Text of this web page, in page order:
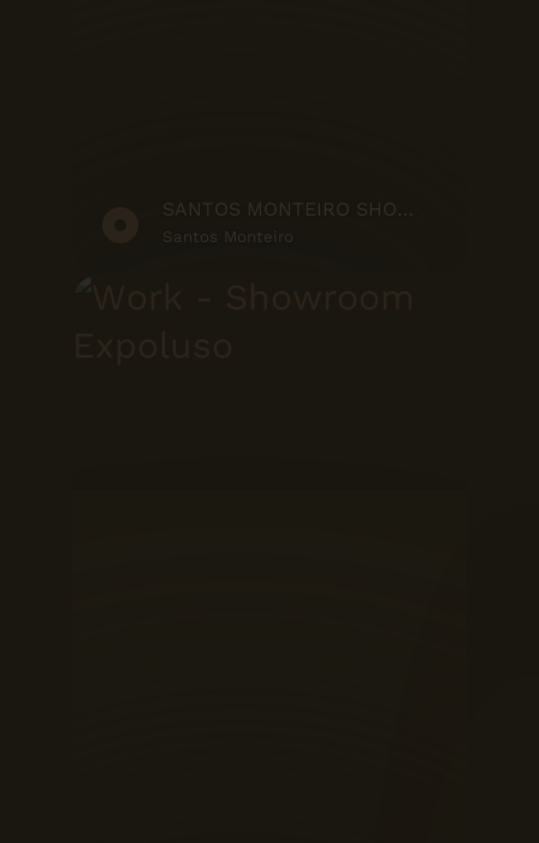
SANTOS MONTEIRO SHOWREEL
Santos Monteiro